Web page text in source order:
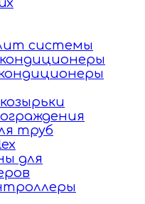
системы
труб
для